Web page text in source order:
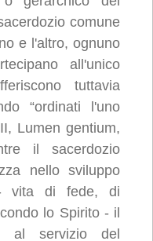
comune
e l'altro, ognuno
all'unico
tuttavia
“ordinati l'uno
Lumen gentium,
il sacerdozio
nello sviluppo
vita di fede, di
lo Spirito - il
al servizio del